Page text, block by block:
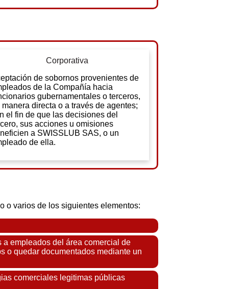
Corporativa
de sobornos provenientes de
de la Compañía hacia
gubernamentales o terceros,
manera directa o a través de agentes;
el fin de que las decisiones del
sus acciones u omisiones
a SWISSLUB SAS, o un
de ella.
o varios de los siguientes elementos:
empleados del área comercial de
o quedar documentados mediante un
comerciales legitimas públicas